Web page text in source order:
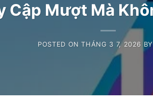
Cập Mượt Mà
POSTED ONTHÁNG 3 7, 2026